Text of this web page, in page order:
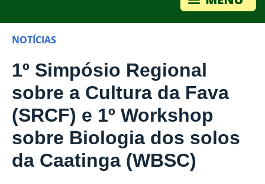
NOTÍCIAS
1º Simpósio Regional
sobre a Cultura da Fava
(SRCF) e 1º Workshop
sobre Biologia dos solos
da Caatinga (WBSC)